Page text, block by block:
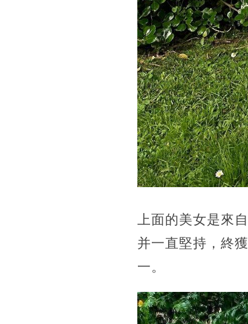
上面的美女是來
并一直堅持，終
一。